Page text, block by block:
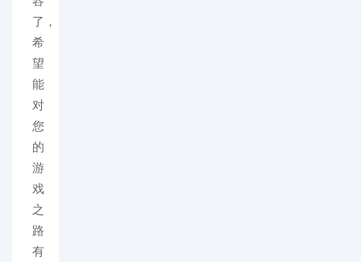
了，
希
望
能
对
您
的
游
戏
之
路
有